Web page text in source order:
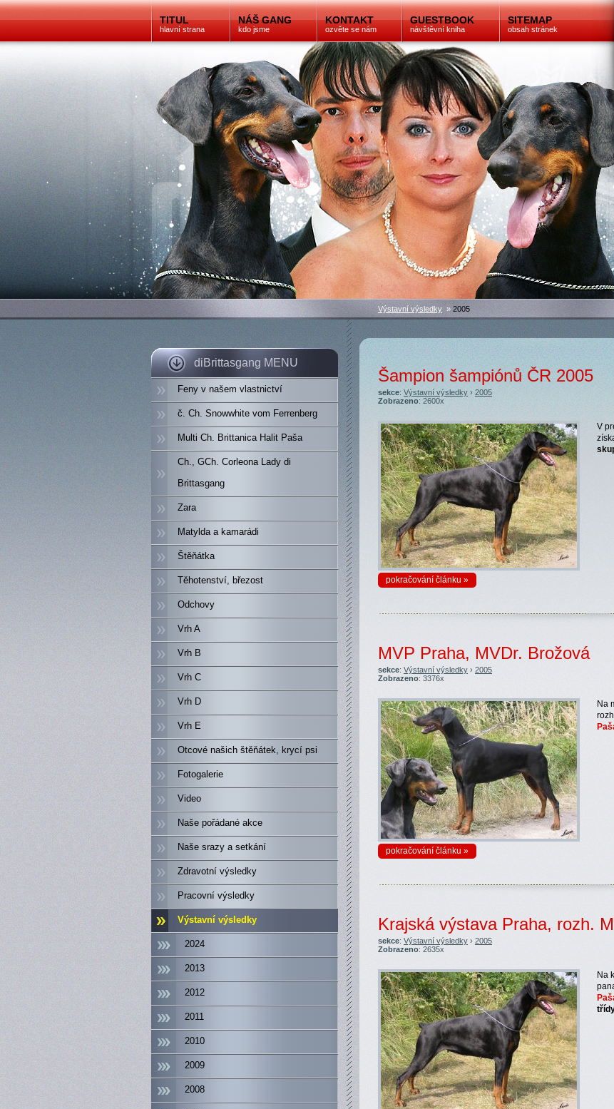
TITUL
hlavní strana
NÁŠ GANG
kdo jsme
KONTAKT
ozvěte se nám
GUESTBOOK
návštěvní kniha
SITEMAP
obsah stránek
diBrittasgang MENU
Feny v našem vlastnictví
č. Ch. Snowwhite vom Ferrenberg
Multi Ch. Brittanica Halit Paša
Ch., GCh. Corleona Lady di
Brittasgang
Zara
Matylda a kamarádi
Štěňátka
Těhotenství, březost
Odchovy
Vrh A
Vrh B
Vrh C
Vrh D
Vrh E
Otcové našich štěňátek, krycí psi
Fotogalerie
Video
Naše pořádané akce
Naše srazy a setkání
Zdravotní výsledky
Pracovní výsledky
Výstavní výsledky
2024
2013
2012
2011
2010
2009
2008
Výstavní výsledky » 2005
Šampion šampiónů ČR 2005
sekce:Výstavní výsledky› 2005
Zobrazeno: 2600x
V
pokračování článku »
MVP Praha, MVDr. Brožová
sekce: Výstavní výsledky › 2005
Zobrazeno: 3376x
Na
pokračování článku »
Krajská výstava Praha, rozh.
sekce: Výstavní výsledky › 2005
Zobrazeno: 2635x
Na